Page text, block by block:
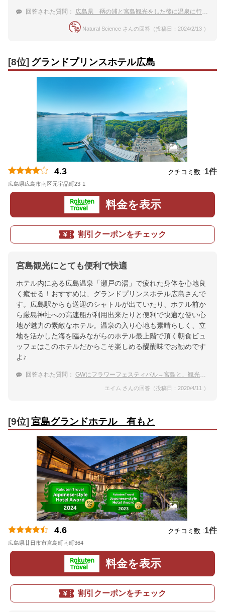
回答された質問： 広島県 鞆の浦と宮島観光をした後に温泉に行きたい。部屋食ができる温泉宿やホテルをおしえて。
Natural Science さんの回答（投稿日：2024/2/13 ）
[8位] グランドプリンスホテル広島
4.3 クチコミ数 :1件
広島県広島市南区元宇品町23-1
料金を表示
割引クーポンをチェック
宮島観光にとても便利で快適
ホテル内にある広島温泉「瀬戸の湯」で疲れた身体を心地良
く癒せる！おすすめは、グランドプリンスホテル広島さんで
す。広島駅からも送迎のシャトルが出ていたり、ホテル前か
ら厳島神社への高速船が利用出来たりと便利で快適な使い心
地が魅力の素敵なホテル。温泉の入り心地も素晴らしく、立
地を活かした海を臨みながらのホテル最上階で頂く朝食ビュ
ッフェはこのホテルだからこそ楽しめる醍醐味でお勧めです
よ♪
回答された質問： GWにフラワーフェスティバル→宮島と、観光に広島県に行きます。温泉宿に泊まりたい。おすすめを教えて
エイム さんの回答（投稿日：2020/4/11 ）
[9位]宮島グランドホテル 有もと
4.6 クチコミ数 :1件
広島県廿日市市宮島町南町364
料金を表示
割引クーポンをチェック